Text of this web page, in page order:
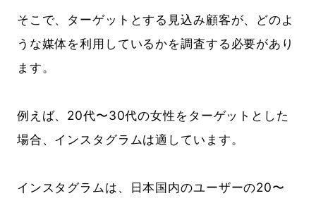
そこで、ターゲットとする見込み顧客が、どのよ
うな媒体を利用しているかを調査する必要があり
ます。
例えば、20代〜30代の女性をターゲットとした
場合、インスタグラムは適しています。
インスタグラムは、日本国内のユーザーの20〜